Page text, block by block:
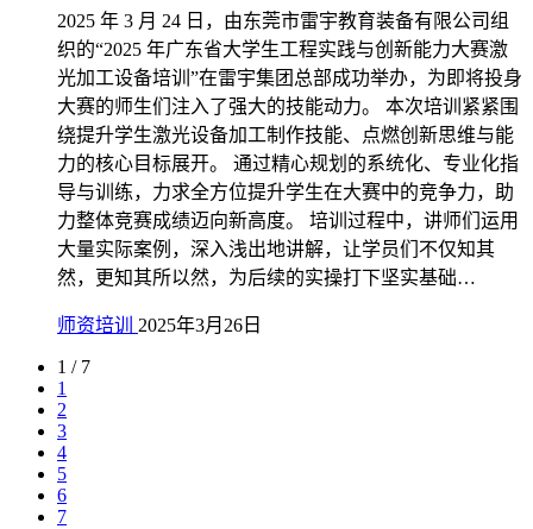
2025 年 3 月 24 日，由东莞市雷宇教育装备有限公司组
织的“2025 年广东省大学生工程实践与创新能力大赛激
光加工设备培训”在雷宇集团总部成功举办，为即将投身
大赛的师生们注入了强大的技能动力。 本次培训紧紧围
绕提升学生激光设备加工制作技能、点燃创新思维与能
力的核心目标展开。 通过精心规划的系统化、专业化指
导与训练，力求全方位提升学生在大赛中的竞争力，助
力整体竞赛成绩迈向新高度。 培训过程中，讲师们运用
大量实际案例，深入浅出地讲解，让学员们不仅知其
然，更知其所以然，为后续的实操打下坚实基础…
师资培训 2025年3月26日
1 / 7
1
2
3
4
5
6
7